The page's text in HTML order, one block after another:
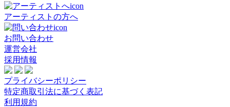
アーティストの方へ
お問い合わせ
運営会社
採用情報
プライバシーポリシー
特定商取引法に基づく表記
利用規約